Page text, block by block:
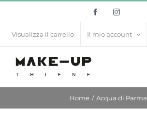
contenuto
FacebookInstagram
Visualizza il carrello Il mio account
Home Acqua di Parma